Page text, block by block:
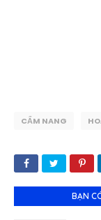
CẨM NANG
BẠN